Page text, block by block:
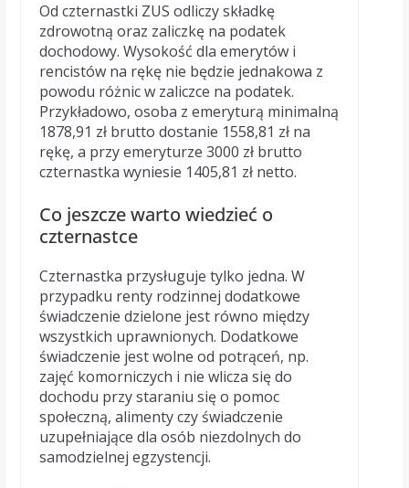
Od czternastki ZUS odliczy składkę
zdrowotną oraz zaliczkę na podatek
dochodowy. Wysokość dla emerytów i
rencistów na rękę nie będzie jednakowa z
powodu różnic w zaliczce na podatek.
Przykładowo, osoba z emeryturą minimalną
1878,91 zł brutto dostanie 1558,81 zł na
rękę, a przy emeryturze 3000 zł brutto
czternastka wyniesie 1405,81 zł netto.
Co jeszcze warto wiedzieć o
czternastce
Czternastka przysługuje tylko jedna. W
przypadku renty rodzinnej dodatkowe
świadczenie dzielone jest równo między
wszystkich uprawnionych. Dodatkowe
świadczenie jest wolne od potrąceń, np.
zajęć komorniczych i nie wlicza się do
dochodu przy staraniu się o pomoc
społeczną, alimenty czy świadczenie
uzupełniające dla osób niezdolnych do
samodzielnej egzystencji.